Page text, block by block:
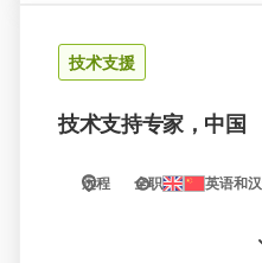
技术支援
技术支持专家，中国
远程 全职 英语和